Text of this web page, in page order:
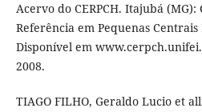
Acervo do CERPCH. Itajubá
Referência em Pequenas
Disponível em
2008.
TIAGO FILHO, Geraldo Lucio et